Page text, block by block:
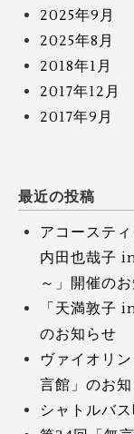
2025年9月
2025年8月
2018年1月
2017年12月
2017年9月
最近の投稿
アコーステ
内田也哉子
～」開催の
「天満敦子
のお知らせ
ヴァイオリ
言館」のお
シャトルバ